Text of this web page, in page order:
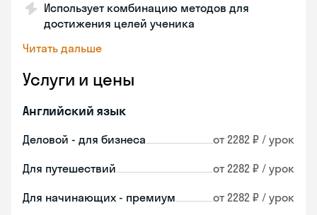
Использует комбинацию методов для
достижения целей ученика
Читать дальше
Услуги и цены
Английский язык
Деловой - для бизнеса от 2282 ₽ / урок
Для путешествий от 2282 ₽ / урок
Для начинающих - премиум от 2282 ₽ / урок